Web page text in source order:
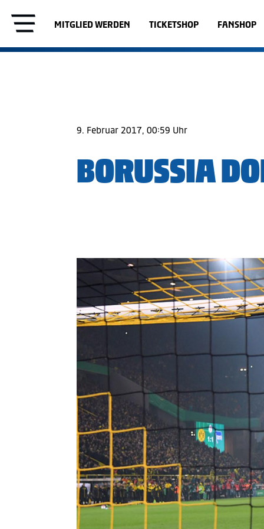
MITGLIED WERDEN TICKETSHOP FANSHOP
9. Februar 2017, 00:59 Uhr
BORUSSIA